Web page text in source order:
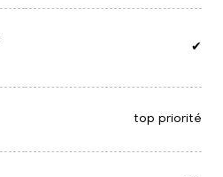
✔
top priorité